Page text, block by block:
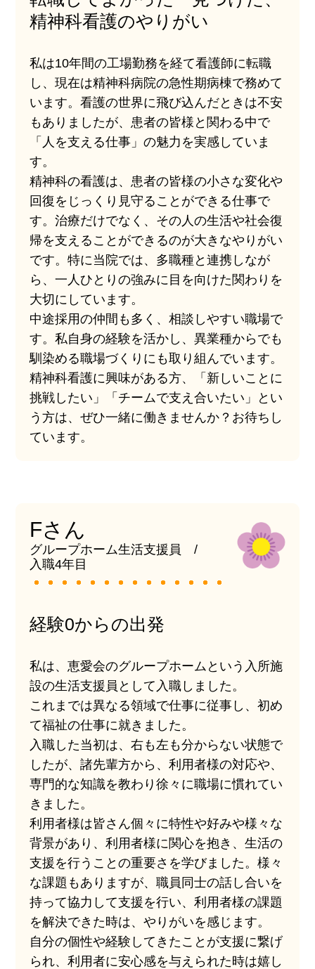
精神科看護のやりがい
私は10年間の工場勤務を経て看護師に転職
し、現在は精神科病院の急性期病棟で務めて
います。看護の世界に飛び込んだときは不安
もありましたが、患者の皆様と関わる中で
「人を支える仕事」の魅力を実感していま
す。
精神科の看護は、患者の皆様の小さな変化や
回復をじっくり見守ることができる仕事で
す。治療だけでなく、その人の生活や社会復
帰を支えることができるのが大きなやりがい
です。特に当院では、多職種と連携しなが
ら、一人ひとりの強みに目を向けた関わりを
大切にしています。
中途採用の仲間も多く、相談しやすい職場で
す。私自身の経験を活かし、異業種からでも
馴染める職場づくりにも取り組んでいます。
精神科看護に興味がある方、「新しいことに
挑戦したい」「チームで支え合いたい」とい
う方は、ぜひ一緒に働きませんか？お待ちし
ています。
Fさん
グループホーム生活支援員 /
入職4年目
経験0からの出発
私は、恵愛会のグループホームという入所施
設の生活支援員として入職しました。
これまでは異なる領域で仕事に従事し、初め
て福祉の仕事に就きました。
入職した当初は、右も左も分からない状態で
したが、諸先輩方から、利用者様の対応や、
専門的な知識を教わり徐々に職場に慣れてい
きました。
利用者様は皆さん個々に特性や好みや様々な
背景があり、利用者様に関心を抱き、生活の
支援を行うことの重要さを学びました。様々
な課題もありますが、職員同士の話し合いを
持って協力して支援を行い、利用者様の課題
を解決できた時は、やりがいを感じます。
自分の個性や経験してきたことが支援に繋げ
られ、利用者に安心感を与えられた時は嬉し